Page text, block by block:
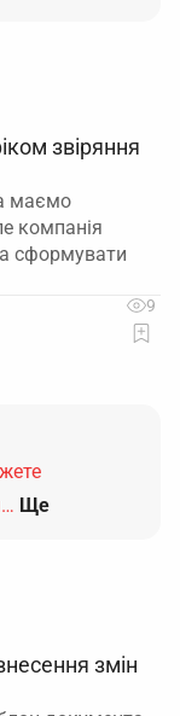
звіряння
маємо
компанія
сформувати
9
Ще
змін